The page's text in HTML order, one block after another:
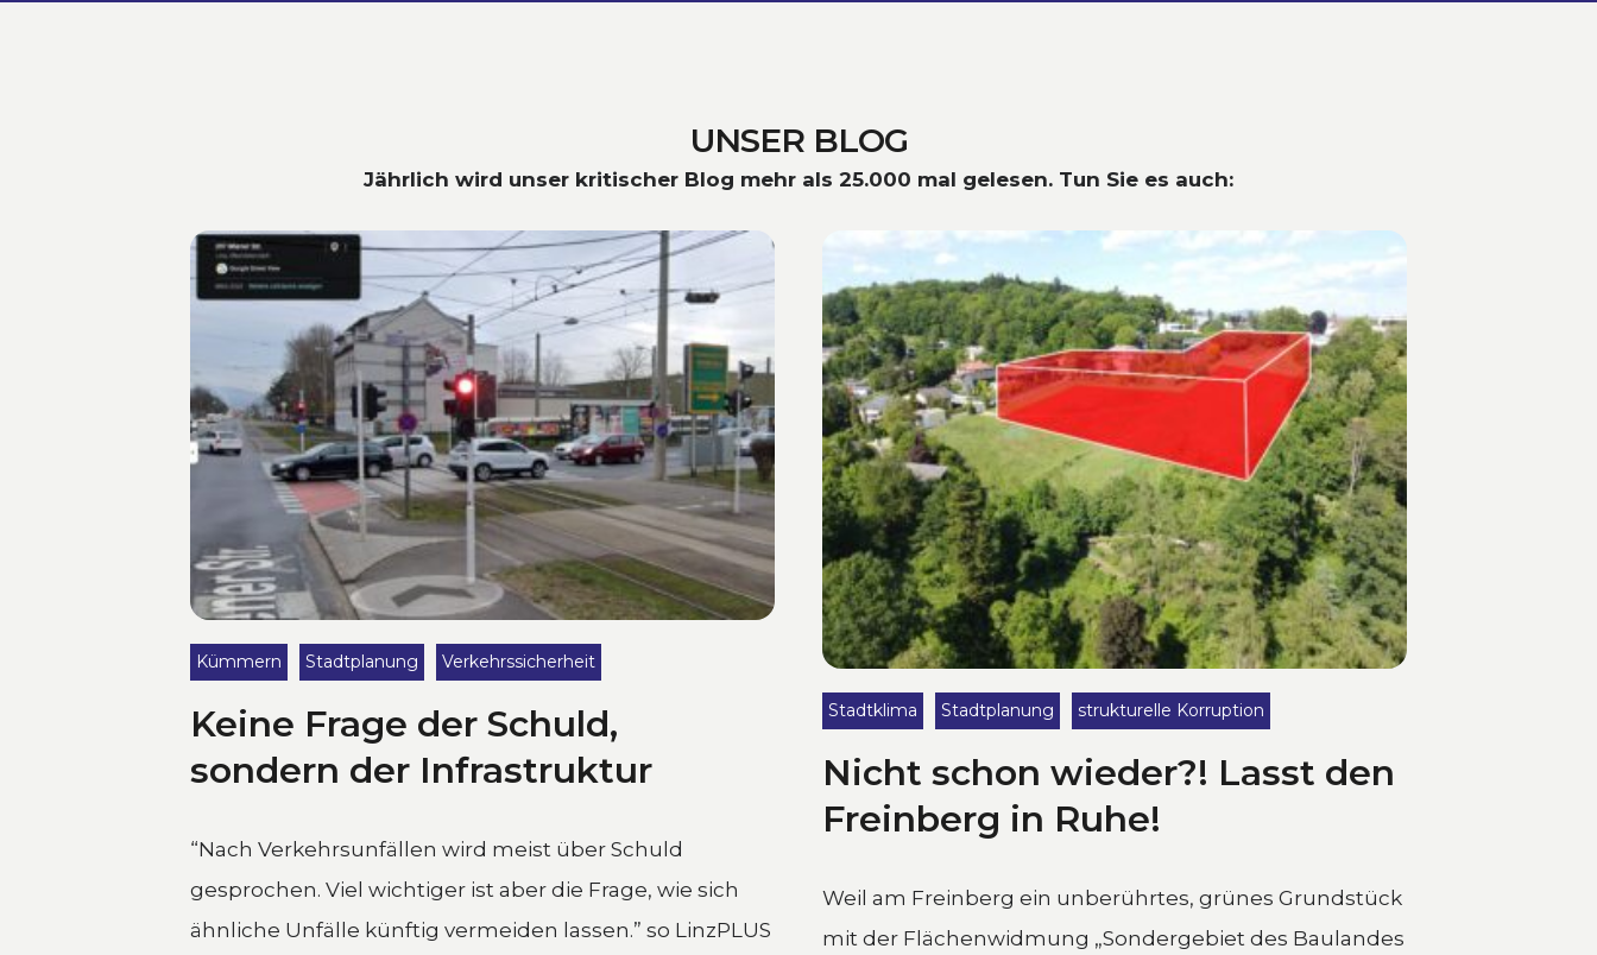
UNSER BLOG
Jährlich wird unser kritischer Blog mehr als 25.000 mal gelesen. Tun Sie es auch:
Kümmern Stadtplanung Verkehrssicherheit
Keine Frage der Schuld,
sondern der Infrastruktur
“Nach Verkehrsunfällen wird meist über Schuld
gesprochen. Viel wichtiger ist aber die Frage, wie sich
ähnliche Unfälle künftig vermeiden lassen.” so LinzPLUS
Stadtklima Stadtplanung strukturelle Korruption
Nicht schon wieder?! Lasst den
Freinberg in Ruhe!
Weil am Freinberg ein unberührtes, grünes Grundstück
mit der Flächenwidmung „Sondergebiet des Baulandes